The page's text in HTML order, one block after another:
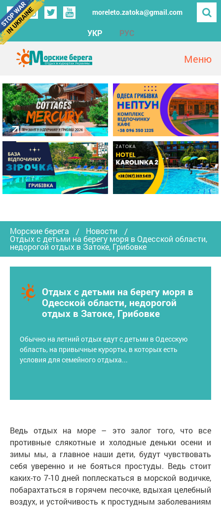
moreleto.zatoka@gmail.com
УКР РУС
Морские берега Новости
Отдых с детьми на берегу моря в Одесской области,
недорогой отдых в Затоке, Грибовке
Отдых с детьми на берегу моря в
Одесской области, недорогой
отдых в Затоке, Грибовке
Обычно на летний отдых едут с детьми в Одесскую
область, на привычные курорты, в которых есть
условия для семейного отдыха...
Ведь отдых на море – это залог того, что все
противные слякотные и холодные деньки осени и
зимы мы, а главное наши дети, будут чувствовать
себя уверенно и не бояться простуды. Ведь стоит
каких-то 7-10 дней поплескаться в морской водичке,
побарахтаться в горячем песочке, вдыхая целебный
воздух, и устойчивость к простудным заболеваниям